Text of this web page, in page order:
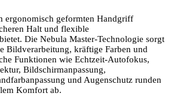
ergonomisch geformten Handgriff
Halt und flexible
Die Nebula Master-Technologie sorgt
Bildverarbeitung, kräftige Farben und
Funktionen wie Echtzeit-Autofokus,
Bildschirmanpassung,
und Augenschutz runden
Komfort ab.